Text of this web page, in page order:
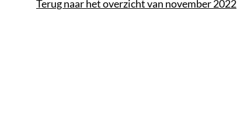
Terug naar het overzicht van november 2022